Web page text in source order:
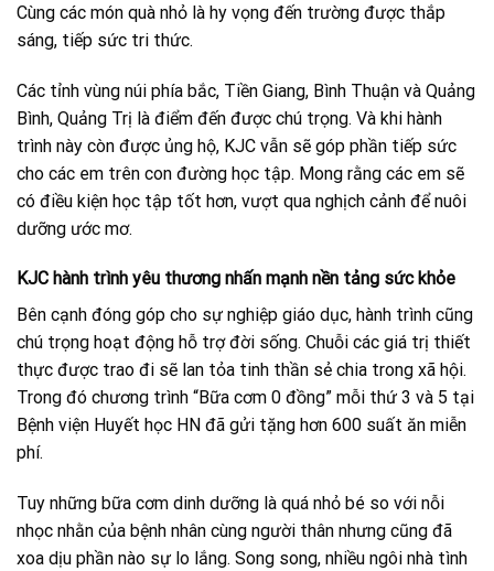
Cùng các món quà nhỏ là hy vọng đến trường được thắp
sáng, tiếp sức tri thức.
Các tỉnh vùng núi phía bắc, Tiền Giang, Bình Thuận và Quảng
Bình, Quảng Trị là điểm đến được chú trọng. Và khi hành
trình này còn được ủng hộ, KJC vẫn sẽ góp phần tiếp sức
cho các em trên con đường học tập. Mong rằng các em sẽ
có điều kiện học tập tốt hơn, vượt qua nghịch cảnh để nuôi
dưỡng ước mơ.
KJC hành trình yêu thương nhấn mạnh nền tảng sức khỏe
Bên cạnh đóng góp cho sự nghiệp giáo dục, hành trình cũng
chú trọng hoạt động hỗ trợ đời sống. Chuỗi các giá trị thiết
thực được trao đi sẽ lan tỏa tinh thần sẻ chia trong xã hội.
Trong đó chương trình “Bữa cơm 0 đồng” mỗi thứ 3 và 5 tại
Bệnh viện Huyết học HN đã gửi tặng hơn 600 suất ăn miễn
phí.
Tuy những bữa cơm dinh dưỡng là quá nhỏ bé so với nỗi
nhọc nhằn của bệnh nhân cùng người thân nhưng cũng đã
xoa dịu phần nào sự lo lắng. Song song, nhiều ngôi nhà tình